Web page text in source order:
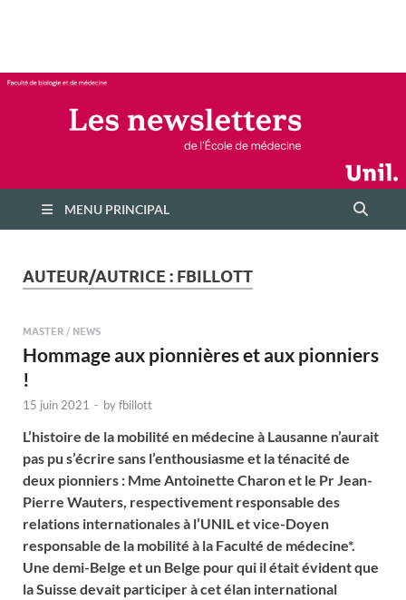
Les newsletters de
l'École de médecine
MENU PRINCIPAL
AUTEUR/AUTRICE : FBILLOTT
MASTER / NEWS
Hommage aux pionnières et aux pionniers
!
15 juin 2021 - byfbillott
L’histoire de la mobilité en médecine à Lausanne n’aurait
pas pu s’écrire sans l’enthousiasme et la ténacité de
deux pionniers : Mme Antoinette Charon et le Pr Jean-
Pierre Wauters, respectivement responsable des
relations internationales à l’UNIL et vice-Doyen
responsable de la mobilité à la Faculté de médecine*.
Une demi-Belge et un Belge pour qui il était évident que
la Suisse devait participer à cet élan international